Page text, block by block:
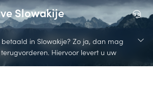
Slowakije
in Slowakije? Zo ja, dan mag
Hiervoor levert u uw
InterVAT. InterVAT kijkt graag naar